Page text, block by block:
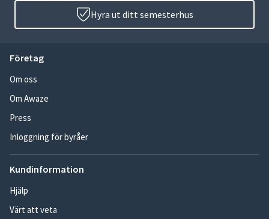
Hyra ut ditt semesterhus
Företag
Om oss
Om Awaze
Press
Inloggning för byråer
Kundinformation
Hjälp
Värt att veta